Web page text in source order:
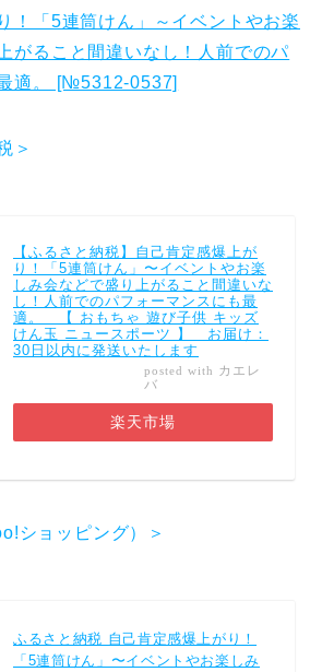
！「5連筒けん」～イベントやお楽
がること間違いなし！人前でのパ
適。 [№5312-0537]
＞
【ふるさと納税】自己肯定感爆上が
り！「5連筒けん」〜イベントやお楽
しみ会などで盛り上がること間違いな
し！人前でのパフォーマンスにも最
適。 【 おもちゃ 遊び子供 キッズ
けん玉 ニュースポーツ 】 お届け：
30日以内に発送いたします
posted with カエレ
バ
楽天市場
ショッピング）＞
ふるさと納税 自己肯定感爆上がり！
「5連筒けん」〜イベントやお楽しみ